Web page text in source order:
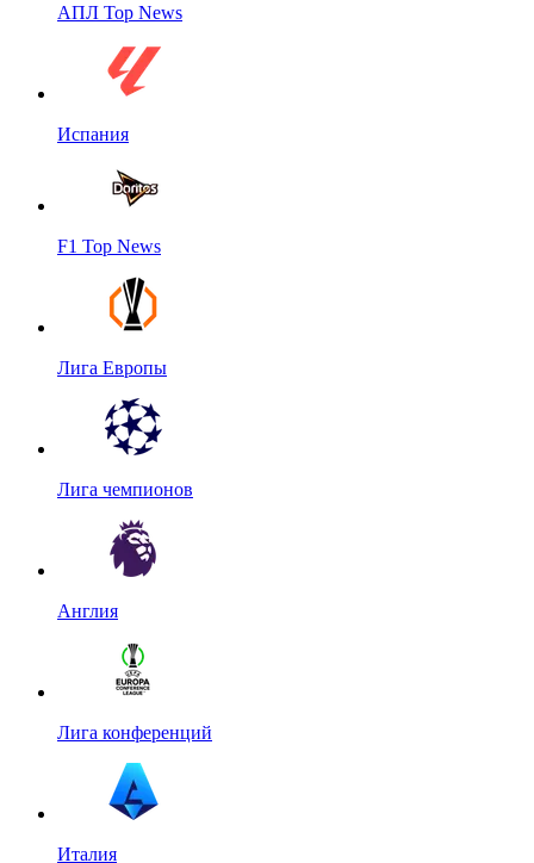
АПЛ Top News
Испания
F1 Top News
Лига Европы
Лига чемпионов
Англия
Лига конференций
Италия